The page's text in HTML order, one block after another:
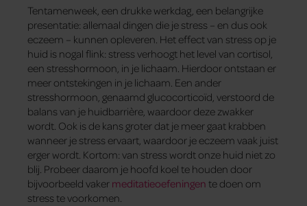
Tentamenweek, een drukke werkdag, een belangrijke
presentatie: allemaal dingen die je stress – en dus ook
eczeem – kunnen opleveren. Het effect van stress op je
huid is nogal flink: stress verhoogt het level van cortisol,
een stresshormoon, in je lichaam. Hierdoor ontstaan er
meer ontstekingen in je lichaam. Een ander
stresshormoon, genaamd glucocorticoïd, verstoord de
balans van je huidbarrière, waardoor deze zwakker
wordt. Ook is de kans groter dat je meer gaat krabben
wanneer je stress ervaart, waardoor je eczeem vaak juist
erger wordt. Kortom: van stress wordt onze huid niet zo
blij. Probeer daarom je hoofd koel te houden door
bijvoorbeeld vaker meditatieoefeningen te doen om
stress te voorkomen.